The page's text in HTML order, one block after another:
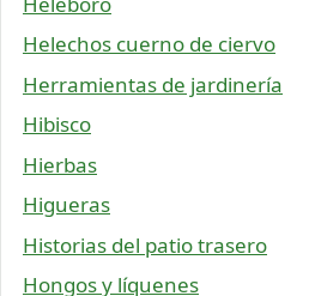
Helechos cuerno de ciervo
Herramientas de jardinería
Hibisco
Hierbas
Higueras
Historias del patio trasero
Hongos y líquenes